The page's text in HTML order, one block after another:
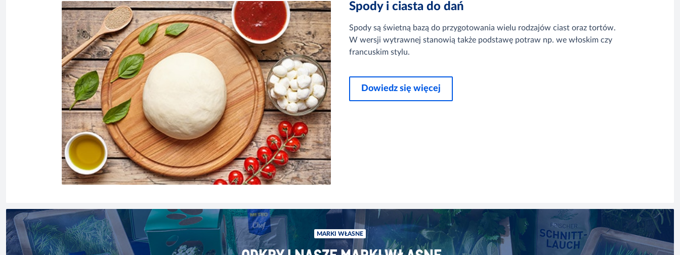
Spody i ciasta do dań
Spody są świetną bazą do przygotowania wielu rodzajów ciast oraz tortów.
W wersji wytrawnej stanowią także podstawę potraw np. we włoskim czy
francuskim stylu.
Dowiedz się więcej
MARKI WŁASNE